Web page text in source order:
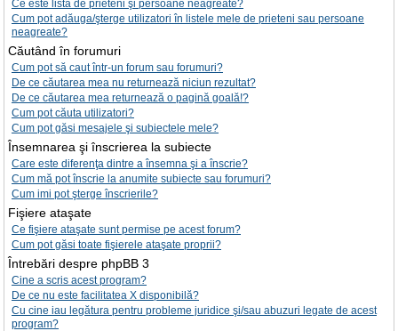
Ce este lista de prieteni şi persoane neagreate?
Cum pot adăuga/şterge utilizatori în listele mele de prieteni sau persoane
neagreate?
Căutând în forumuri
Cum pot să caut într-un forum sau forumuri?
De ce căutarea mea nu returnează niciun rezultat?
De ce căutarea mea returnează o pagină goală!?
Cum pot căuta utilizatori?
Cum pot găsi mesajele şi subiectele mele?
Însemnarea şi înscrierea la subiecte
Care este diferenţa dintre a însemna şi a înscrie?
Cum mă pot înscrie la anumite subiecte sau forumuri?
Cum imi pot şterge înscrierile?
Fişiere ataşate
Ce fişiere ataşate sunt permise pe acest forum?
Cum pot găsi toate fişierele ataşate proprii?
Întrebări despre phpBB 3
Cine a scris acest program?
De ce nu este facilitatea X disponibilă?
Cu cine iau legătura pentru probleme juridice şi/sau abuzuri legate de acest
program?